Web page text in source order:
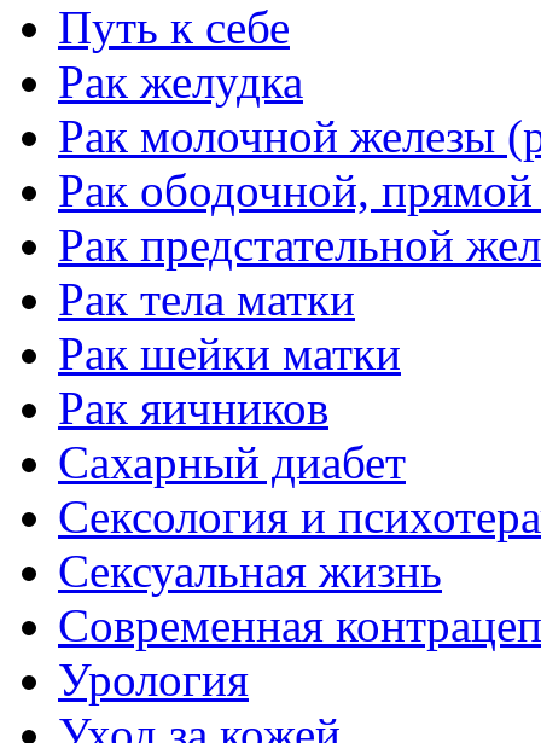
Путь к себе
Рак желудка
Рак молочной железы
Рак ободочной,
Рак предстательной
Рак тела матки
Рак шейки матки
Рак яичников
Сахарный диабет
Сексология и
Сексуальная жизнь
Современная
Урология